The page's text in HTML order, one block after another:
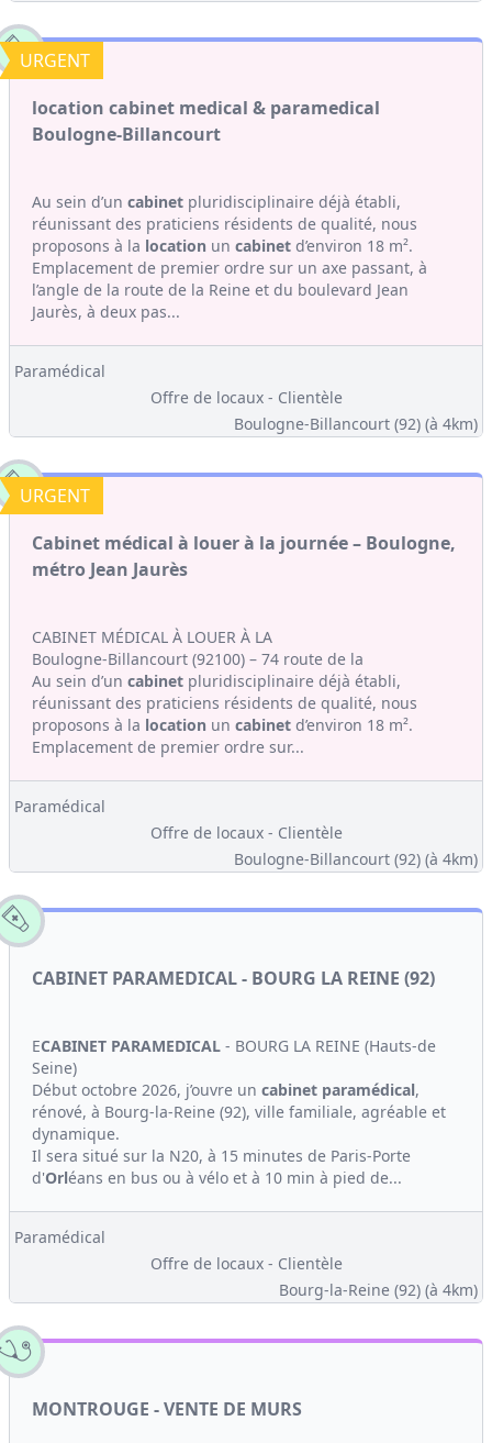
URGENT
location cabinet medical & paramedical
Boulogne-Billancourt
Au sein d’un cabinet pluridisciplinaire déjà établi,
réunissant des praticiens résidents de qualité, nous
proposons à la location un cabinet d’environ 18 m².
Emplacement de premier ordre sur un axe passant, à
l’angle de la route de la Reine et du boulevard Jean
Jaurès, à deux pas...
Paramédical
Offre de locaux - Clientèle
Boulogne-Billancourt (92) (à 4km)
URGENT
Cabinet médical à louer à la journée – Boulogne,
métro Jean Jaurès
CABINET MÉDICAL À LOUER À LA
Boulogne-Billancourt (92100) – 74 route de la
Au sein d’un cabinet pluridisciplinaire déjà établi,
réunissant des praticiens résidents de qualité, nous
proposons à la location un cabinet d’environ 18 m².
Emplacement de premier ordre sur...
Paramédical
Offre de locaux - Clientèle
Boulogne-Billancourt (92) (à 4km)
CABINET PARAMEDICAL - BOURG LA REINE (92)
ECABINET PARAMEDICAL - BOURG LA REINE (Hauts-de
Seine)
Début octobre 2026, j’ouvre un cabinet paramédical,
rénové, à Bourg-la-Reine (92), ville familiale, agréable et
dynamique.
Il sera situé sur la N20, à 15 minutes de Paris-Porte
d'Orléans en bus ou à vélo et à 10 min à pied de...
Paramédical
Offre de locaux - Clientèle
Bourg-la-Reine (92) (à 4km)
MONTROUGE - VENTE DE MURS